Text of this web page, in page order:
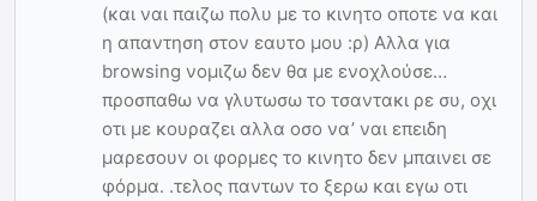
(και ναι παιζω πολυ με το κινητο οποτε να και
η απαντηση στον εαυτο μου :ρ) Αλλα για
browsing νομιζω δεν θα με ενοχλούσε…
προσπαθω να γλυτωσω το τσαντακι ρε συ, οχι
οτι με κουραζει αλλα οσο να’ ναι επειδη
μαρεσουν οι φορμες το κινητο δεν μπαινει σε
φόρμα. .τελος παντων το ξερω και εγω οτι